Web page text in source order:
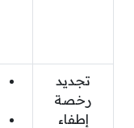
تجديد
رخصة
إطفاء